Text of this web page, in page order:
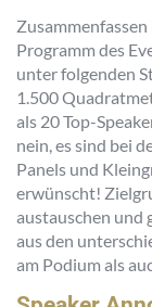
Programm des
unter folgenden
1.500
als 20 Top-
nein, es sind bei
Panels und
erwünscht!
austauschen und
aus den
am Podium als